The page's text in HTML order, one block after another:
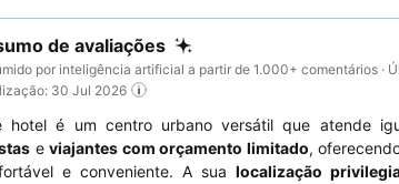
de avaliações
por inteligência artificial a partir de 1.000+ comentários ·
30 Jul 2026
hotel é um centro urbano versátil que atende
e viajantes com orçamento limitado,
e conveniente. A sua localização